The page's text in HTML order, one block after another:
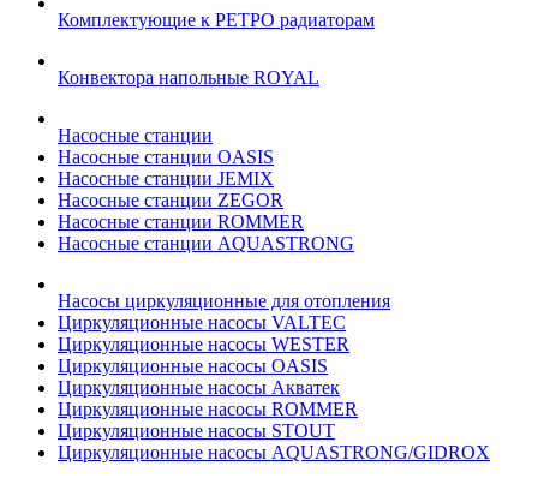
Комплектующие к РЕТРО радиаторам
Конвектора напольные ROYAL
Насосные станции
Насосные станции OASIS
Насосные станции JEMIX
Насосные станции ZEGOR
Насосные станции ROMMER
Насосные станции AQUASTRONG
Насосы циркуляционные для отопления
Циркуляционные насосы VALTEC
Циркуляционные насосы WESTER
Циркуляционные насосы OASIS
Циркуляционные насосы Акватек
Циркуляционные насосы ROMMER
Циркуляционные насосы STOUT
Циркуляционные насосы AQUASTRONG/GIDROX